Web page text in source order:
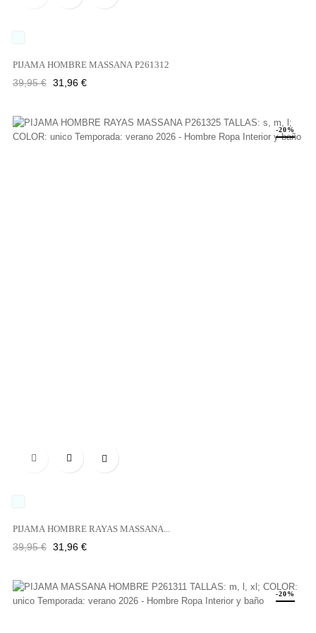
PIJAMA HOMBRE MASSANA P261312
Precio
39,95 € Precio
31,96 €

PIJAMA HOMBRE RAYAS MASSANA...
Precio
39,95 €
-20%
Precio
31,96 €
-20%